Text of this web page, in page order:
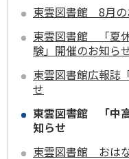
東雲図書館 8月の
東雲図書館 「夏
験」開催のお知ら
東雲図書館広報誌
せ
東雲図書館 「中
知らせ
東雲図書館 おは